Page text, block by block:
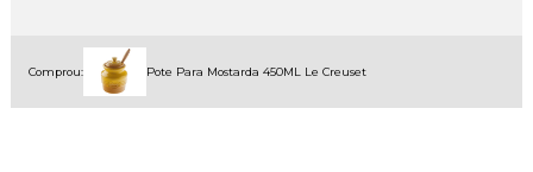
Comprou: Pote Para Mostarda 450ML Le Creuset